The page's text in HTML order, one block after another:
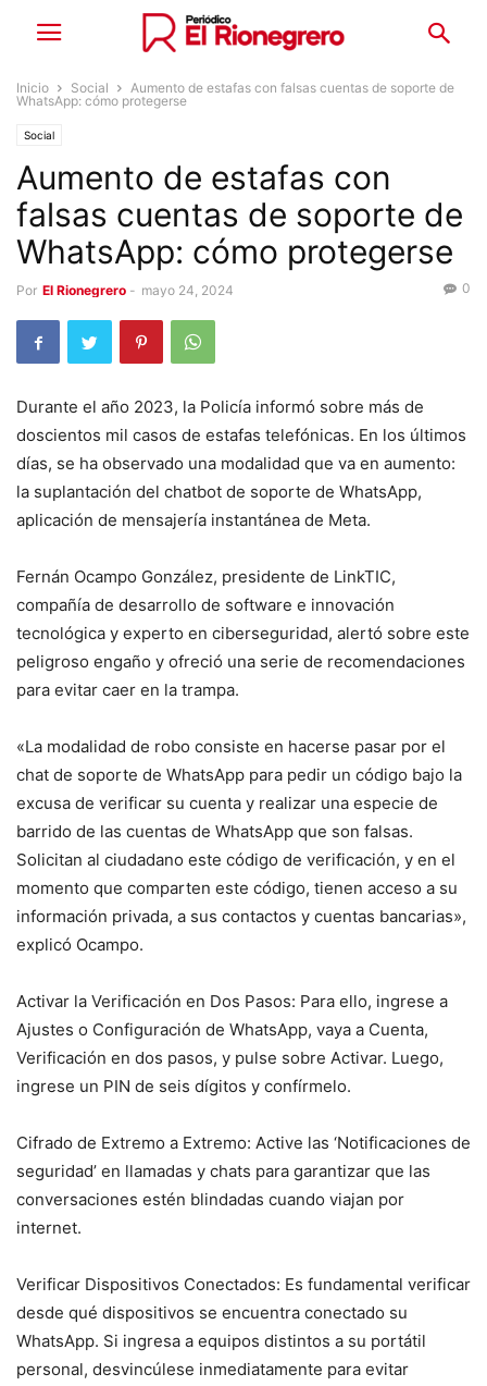
Inicio Social
Aumento de estafas con falsas cuentas de soporte de
WhatsApp: cómo protegerse
Social
Aumento de estafas con
falsas cuentas de soporte de
WhatsApp: cómo protegerse
Por El Rionegrero - mayo 24, 2024 0
Durante el año 2023, la Policía informó sobre más de
doscientos mil casos de estafas telefónicas. En los últimos
días, se ha observado una modalidad que va en aumento:
la suplantación del chatbot de soporte de WhatsApp,
aplicación de mensajería instantánea de Meta.
Fernán Ocampo González, presidente de LinkTIC,
compañía de desarrollo de software e innovación
tecnológica y experto en ciberseguridad, alertó sobre este
peligroso engaño y ofreció una serie de recomendaciones
para evitar caer en la trampa.
«La modalidad de robo consiste en hacerse pasar por el
chat de soporte de WhatsApp para pedir un código bajo la
excusa de verificar su cuenta y realizar una especie de
barrido de las cuentas de WhatsApp que son falsas.
Solicitan al ciudadano este código de verificación, y en el
momento que comparten este código, tienen acceso a su
información privada, a sus contactos y cuentas bancarias»,
explicó Ocampo.
Activar la Verificación en Dos Pasos: Para ello, ingrese a
Ajustes o Configuración de WhatsApp, vaya a Cuenta,
Verificación en dos pasos, y pulse sobre Activar. Luego,
ingrese un PIN de seis dígitos y confírmelo.
Cifrado de Extremo a Extremo: Active las ‘Notificaciones de
seguridad’ en llamadas y chats para garantizar que las
conversaciones estén blindadas cuando viajan por
internet.
Verificar Dispositivos Conectados: Es fundamental verificar
desde qué dispositivos se encuentra conectado su
WhatsApp. Si ingresa a equipos distintos a su portátil
personal, desvincúlese inmediatamente para evitar